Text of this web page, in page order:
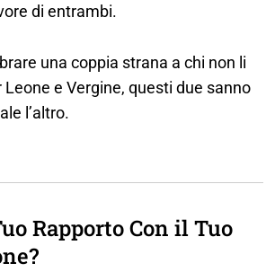
di entrambi.
una coppia strana a chi non li
e Vergine, questi due sanno
l’altro.
Rapporto Con il Tuo